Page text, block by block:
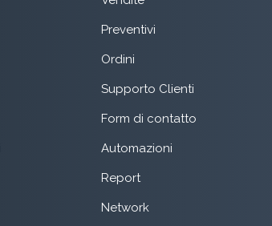
Preventivi
Ordini
Supporto Clienti
Form di contatto
Automazioni
Report
Network